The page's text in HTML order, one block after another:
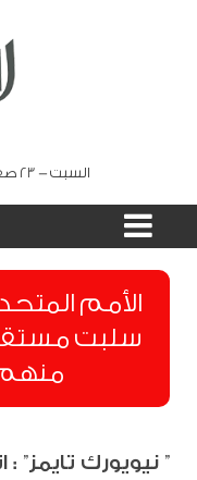
السبت - 23 صفر 1448 هـ , 08 أغسطس 2026 م
الأمم
منهم
” نيويورك تايمز”